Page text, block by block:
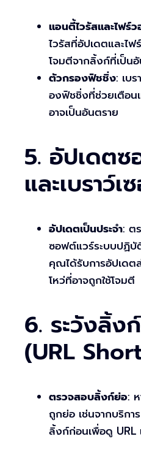
แอนตี้ไวรัสและไฟร์
ไวรัสที่อัปเดตและไ
โจมตีจากลิ้งก์ที่เป็น
ตัวกรองฟิชชิ่ง: เบ
องฟิชชิ่งที่ช่วยเตือน
อาจเป็นอันตราย
5. อัปเดต
และเบราว์เ
อัปเดตเป็นประจำ: ต
ซอฟต์แวร์ระบบปฏิบั
คุณได้รับการอัปเด
โหว่ที่อาจถูกใช้โจมตี
6. ระวังลิ้ง
(URL
ตรวจสอบลิ้งก์ย่อ:
ถูกย่อ เช่นจากบริกา
ลิ้งก์ก่อนเพื่อดู URL